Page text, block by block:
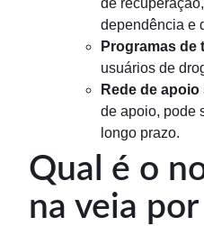
dependência e
Programas de
usuários de
Rede de apoio
de apoio, pode
longo prazo.
Qual é o
na veia